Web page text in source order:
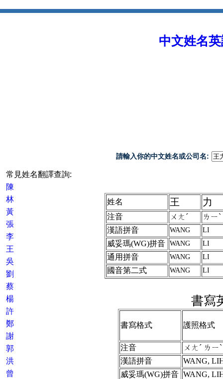
中文姓名
常見姓名翻譯查詢:
陳
林
黃
張
李
王
吳
劉
蔡
楊
許
鄭
謝
郭
洪
曾
請輸入你的中文姓名或公司名:
姓名 王 力
注音 ㄨㄤˊ
ㄌㄧˋ
漢語拼音
WANG LI
威妥瑪(WG)拼音 WANG LI
通用拼音 WANG LI
國音第二式 WANG LI
書寫
書寫格式 護照格式
注音
ㄨㄤˊ ㄌㄧ
漢語拼音
WANG,
威妥瑪(WG)拼音 WANG,